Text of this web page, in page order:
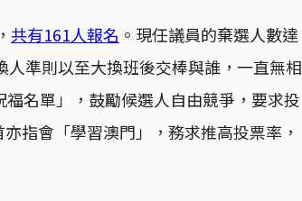
共有161人報名 。現任議員的棄選人數達
準則以至大換班後交棒與誰，一直無相
名單」，鼓勵候選人自由競爭，要求投
指會「學習澳門」，務求推高投票率，